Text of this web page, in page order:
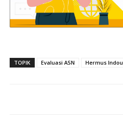
TOPIK Evaluasi ASN Hermus Indou